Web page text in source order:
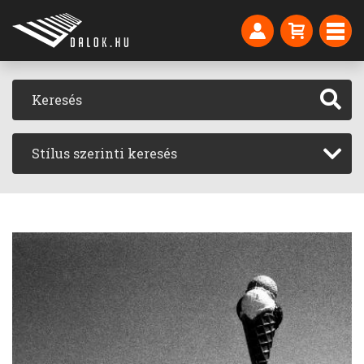
Stílus szerinti keresés